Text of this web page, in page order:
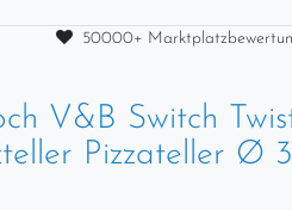
50000+
V&B Switch
Pizzateller Ø